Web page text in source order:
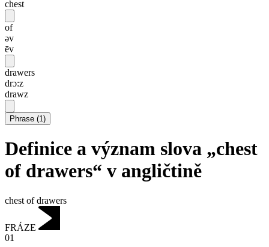
chest
of
əv
ēv
drawers
drɔ:z
drawz
Phrase (1)
Definice a význam slova „chest
of drawers“ v angličtině
chest of drawers
FRÁZE
01